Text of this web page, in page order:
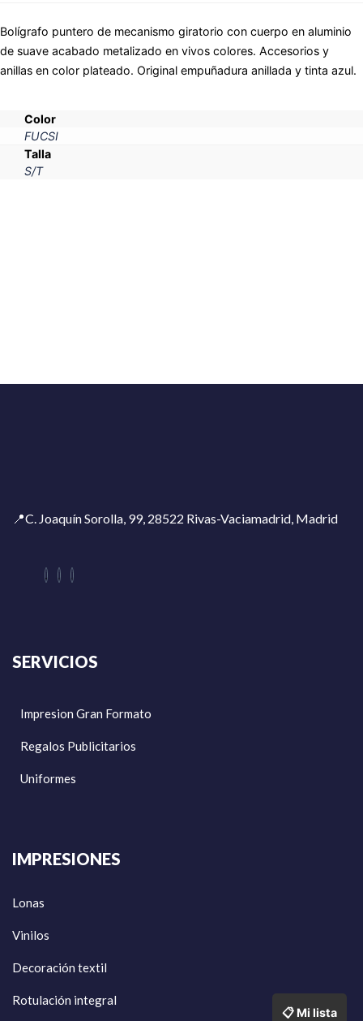
Bolígrafo puntero de mecanismo giratorio con cuerpo en aluminio
de suave acabado metalizado en vivos colores. Accesorios y
anillas en color plateado. Original empuñadura anillada y tinta azul.
Color
FUCSI
Talla
S/T
📍C. Joaquín Sorolla, 99, 28522 Rivas-Vaciamadrid, Madrid
SERVICIOS
Impresion Gran Formato
Regalos Publicitarios
Uniformes
IMPRESIONES
Lonas
Vinilos
Decoración textil
Rotulación integral
📋 Mi lista